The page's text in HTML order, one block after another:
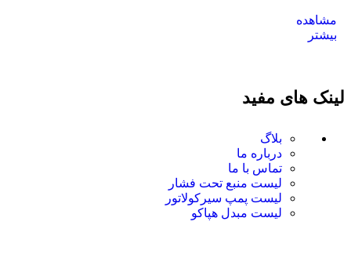
مشاهده
بیشتر
لینک های مفید
بلاگ
درباره ما
تماس با ما
لیست منبع تحت فشار
لیست پمپ سیرکولاتور
لیست مبدل هپاکو